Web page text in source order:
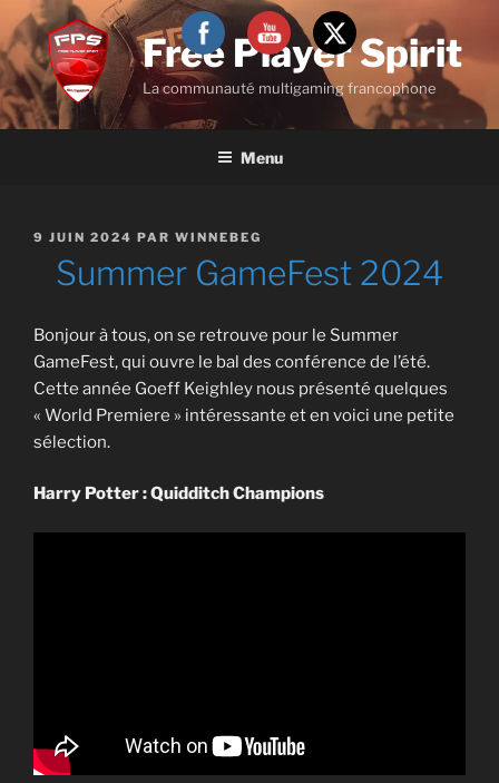
Aller
au
contenu
principal
Free Player Spirit
La communauté multigaming francophone
Menu
PUBLIÉ
9 JUIN 2024 PAR WINNEBEG
Summer GameFest 2024
Bonjour à tous, on se retrouve pour le Summer
GameFest, qui ouvre le bal des conférence de l’été.
Cette année Goeff Keighley nous présenté quelques
« World Premiere » intéressante et en voici une petite
sélection.
Harry Potter : Quidditch Champions